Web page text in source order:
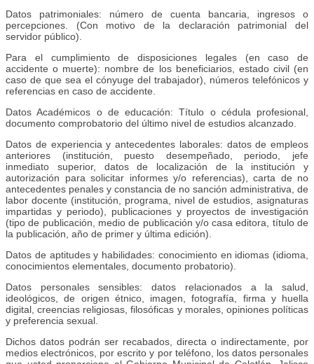
Datos patrimoniales: número de cuenta bancaria, ingresos o
percepciones. (Con motivo de la declaración patrimonial del
servidor público).
Para el cumplimiento de disposiciones legales (en caso de
accidente o muerte): nombre de los beneficiarios, estado civil (en
caso de que sea el cónyuge del trabajador), números telefónicos y
referencias en caso de accidente.
Datos Académicos o de educación: Título o cédula profesional,
documento comprobatorio del último nivel de estudios alcanzado.
Datos de experiencia y antecedentes laborales: datos de empleos
anteriores (institución, puesto desempeñado, periodo, jefe
inmediato superior, datos de localización de la institución y
autorización para solicitar informes y/o referencias), carta de no
antecedentes penales y constancia de no sanción administrativa, de
labor docente (institución, programa, nivel de estudios, asignaturas
impartidas y periodo), publicaciones y proyectos de investigación
(tipo de publicación, medio de publicación y/o casa editora, título de
la publicación, año de primer y última edición).
Datos de aptitudes y habilidades: conocimiento en idiomas (idioma,
conocimientos elementales, documento probatorio).
Datos personales sensibles: datos relacionados a la salud,
ideológicos, de origen étnico, imagen, fotografía, firma y huella
digital, creencias religiosas, filosóficas y morales, opiniones políticas
y preferencia sexual.
Dichos datos podrán ser recabados, directa o indirectamente, por
medios electrónicos, por escrito y por teléfono, los datos personales